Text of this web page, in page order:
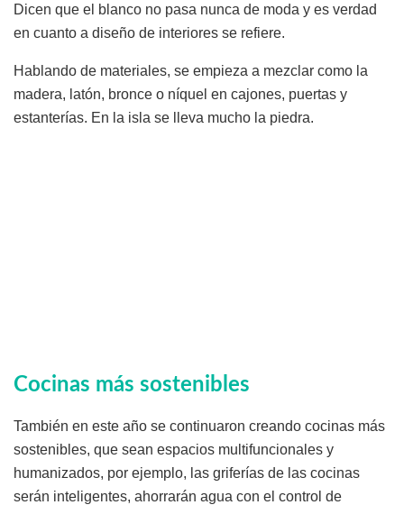
Dicen que el blanco no pasa nunca de moda y es verdad
en cuanto a diseño de interiores se refiere.
Hablando de materiales, se empieza a mezclar como la
madera, latón, bronce o níquel en cajones, puertas y
estanterías. En la isla se lleva mucho la piedra.
Cocinas más sostenibles
También en este año se continuaron creando cocinas más
sostenibles, que sean espacios multifuncionales y
humanizados, por ejemplo, las griferías de las cocinas
serán inteligentes, ahorrarán agua con el control de